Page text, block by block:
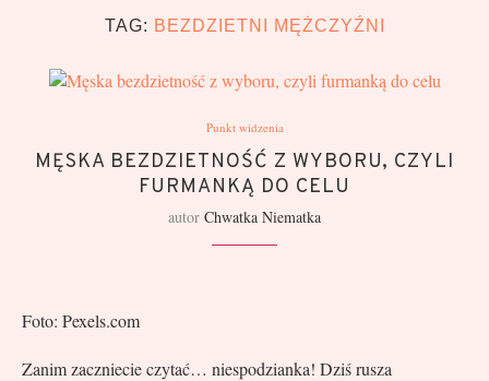
TAG: BEZDZIETNI MĘŻCZYŹNI
Punkt widzenia
MĘSKA BEZDZIETNOŚĆ Z WYBORU, CZYLI
FURMANKĄ DO CELU
autor Chwatka Niematka
Foto: Pexels.com
Zanim zaczniecie czytać… niespodzianka! Dziś rusza